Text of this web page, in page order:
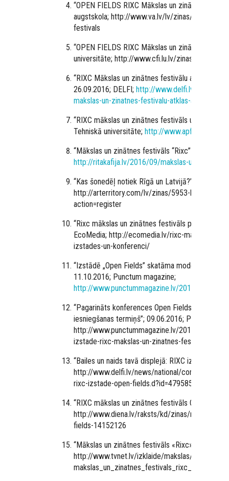
“OPEN FIELDS RIXC Mākslas un zinātnes
augstskola; http://www.va.lv/lv/zinas/open-
festivals
“OPEN FIELDS RIXC Mākslas un zinātnes
universitāte; http://www.cfi.lu.lv/zinas/t/41720/
“RIXC Mākslas un zinātnes festivālu atklās ar
26.09.2016; DELFI; http://www.delfi.lv/kultura/
makslas-un-zinatnes-festivalu-atklas-ar-
“RIXC mākslas un zinātnes festivāls un
Tehniskā universitāte; http://www.apf.rtu.lv/lv/
“Mākslas un zinātnes festivāls “Rixc” jau rīt”;
http://ritakafija.lv/2016/09/makslas-un-
“Kas šonedēļ notiek Rīgā un Latvijā?”;
http://arterritory.com/lv/zinas/5953-
action=register
“Rixc mākslas un zinātnes festivāls piedāvās
EcoMedia; http://ecomedia.lv/rixc-makslas-un-
izstades-un-konferenci/
“Izstādē „Open Fields” skatāma mode, kas
11.10.2016; Punctum magazine;
http://www.punctummagazine.lv/2016/10/11/
“Pagarināts konferences Open Fields un RIXC
iesniegšanas termiņš”; 09.06.2016; Punctum
http://www.punctummagazine.lv/2016/06/09/
izstade-rixc-makslas-un-zinatnes-festivala-2016/
“Bailes un naids tavā displejā: RIXC izstāde
http://www.delfi.lv/news/national/commercials/
rixc-izstade-open-fields.d?id=47958527
“RIXC mākslas un zinātnes festivāls Open
http://www.diena.lv/raksts/kd/zinas/rixc-
fields-14152126
“Mākslas un zinātnes festivāls «Rixc» izziņo
http://www.tvnet.lv/izklaide/makslas/622157-